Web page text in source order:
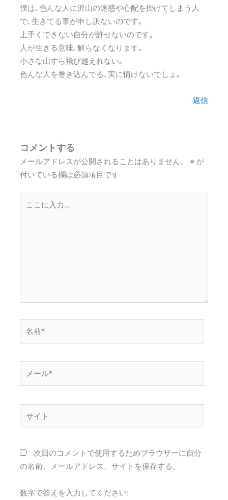
僕は､色んな人に沢山の迷惑や心配を掛けてしまう人
で､生きてる事が申し訳ないのです｡
上手くできない自分が許せないのです｡
人が生きる意味､解らなくなります｡
小さな山すら飛び越えれない｡
色んな人を巻き込んでる､実に情けないでしょ｡
返信
コメントする
メールアドレスが公開されることはありません。 ※ が
付いている欄は必須項目です
こ
*
次回のコメントで使用するためブラウザーに自分
の名前、メールアドレス、サイトを保存する。
数字で答えを入力してください: